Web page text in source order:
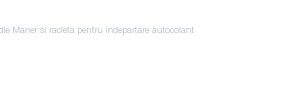
Maner si racleta pentru indepartare autocolant